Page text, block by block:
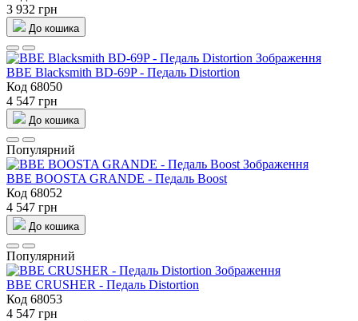
3 932 грн
До кошика
BBE Blacksmith BD-69P - Педаль Distortion
Код 68050
4 547 грн
До кошика
Популярний
BBE BOOSTA GRANDE - Педаль Boost
Код 68052
4 547 грн
До кошика
Популярний
BBE CRUSHER - Педаль Distortion
Код 68053
4 547 грн